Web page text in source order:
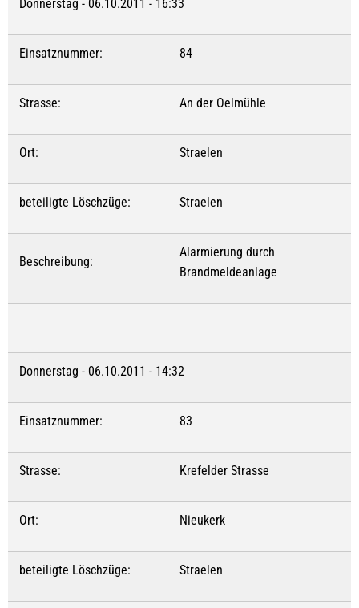
Donnerstag - 06.10.2011 - 16:33
Einsatznummer: 84
Strasse: An der Oelmühle
Ort: Straelen
beteiligte Löschzüge: Straelen
Beschreibung:
Alarmierung durch
Brandmeldeanlage
Donnerstag - 06.10.2011 - 14:32
Einsatznummer: 83
Strasse: Krefelder Strasse
Ort: Nieukerk
beteiligte Löschzüge: Straelen